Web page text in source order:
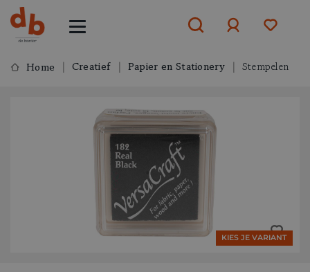
ofaanmelden
Home Creatief Papier en Stationery Stempelen
KIES JE VARIANT